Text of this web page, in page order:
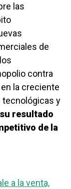
las
de
contra
la creciente
tecnológicas y
su resultado
de la
a la venta,